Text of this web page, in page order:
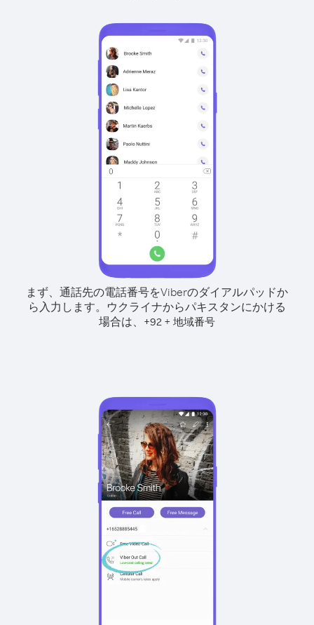
まず、通話先の電話番号をViberのダイアルパッドか
ら入力します。 ウクライナからパキスタンにかける
場合は、 +92 + 地域番号